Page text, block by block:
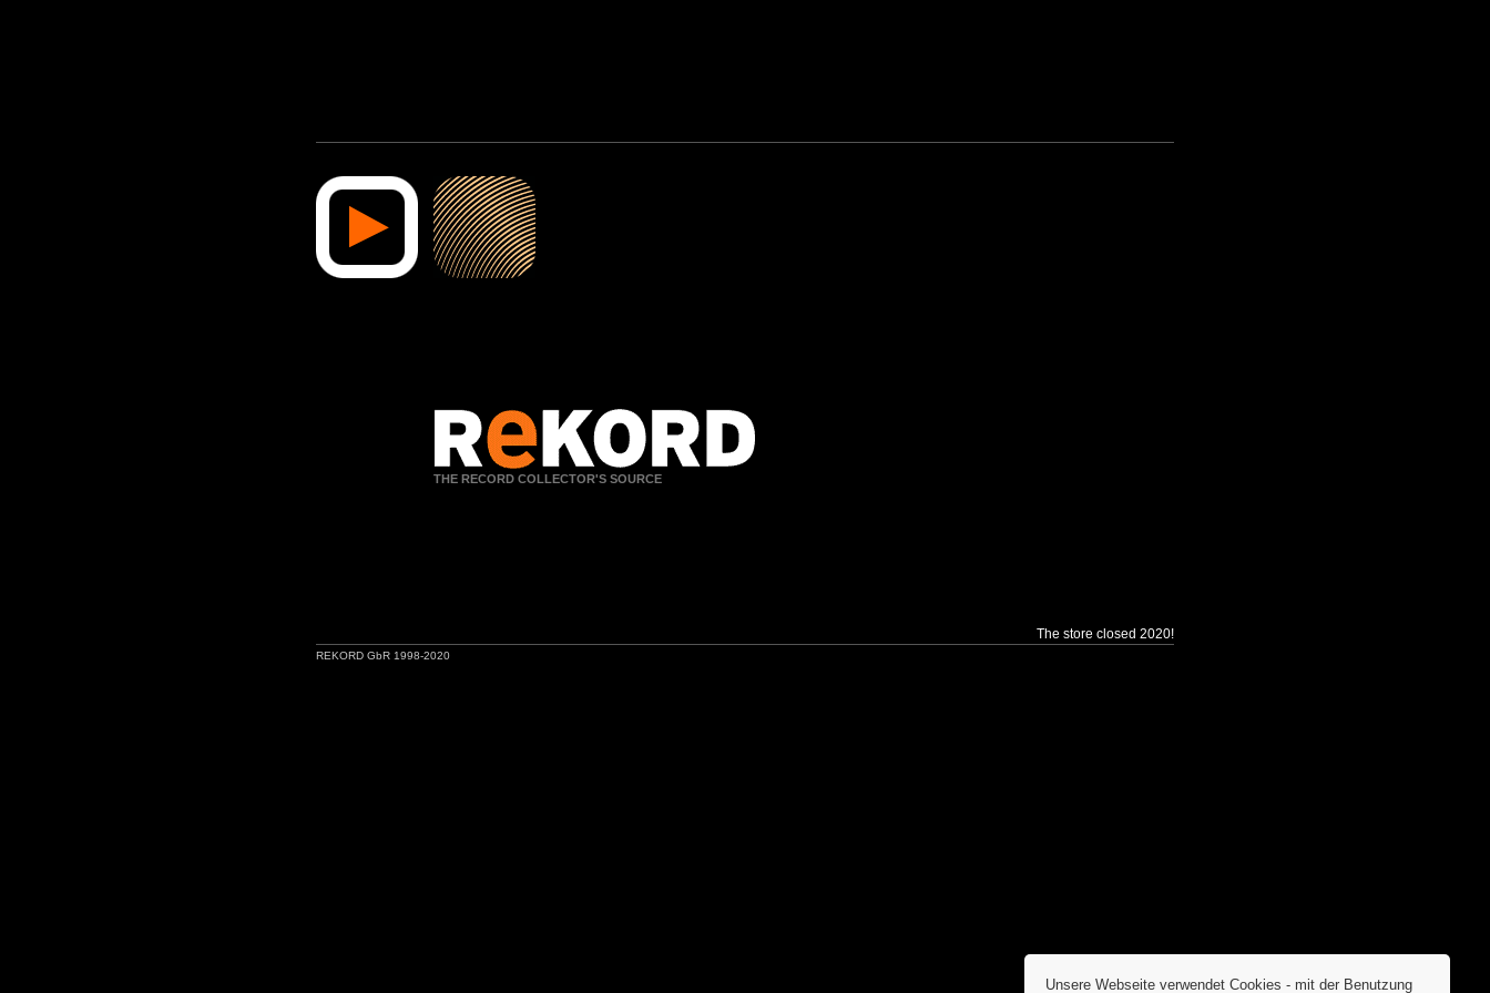
Unsere Webseite verwendet Cookies - mit der Benutzung
THE RECORD COLLECTOR'S SOURCE
The store closed 2020!
REKORD GbR 1998-2020